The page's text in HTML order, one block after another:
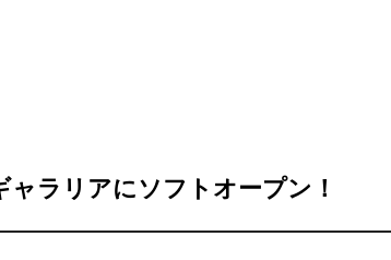
ラリアにソフトオープン！